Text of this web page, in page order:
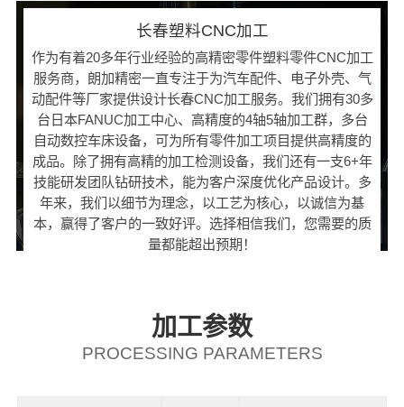
长春塑料CNC加工
作为有着20多年行业经验的高精密零件塑料零件CNC加工
服务商，朗加精密一直专注于为汽车配件、电子外壳、气
动配件等厂家提供设计长春CNC加工服务。我们拥有30多
台日本FANUC加工中心、高精度的4轴5轴加工群，多台
自动数控车床设备，可为所有零件加工项目提供高精度的
成品。除了拥有高精的加工检测设备，我们还有一支6+年
技能研发团队钻研技术，能为客户深度优化产品设计。多
年来，我们以细节为理念，以工艺为核心，以诚信为基
本，赢得了客户的一致好评。选择相信我们，您需要的质
量都能超出预期！
加工参数
PROCESSING PARAMETERS